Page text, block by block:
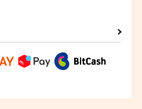
VRChat Modeling Vo
l.3
Art Book Chipika